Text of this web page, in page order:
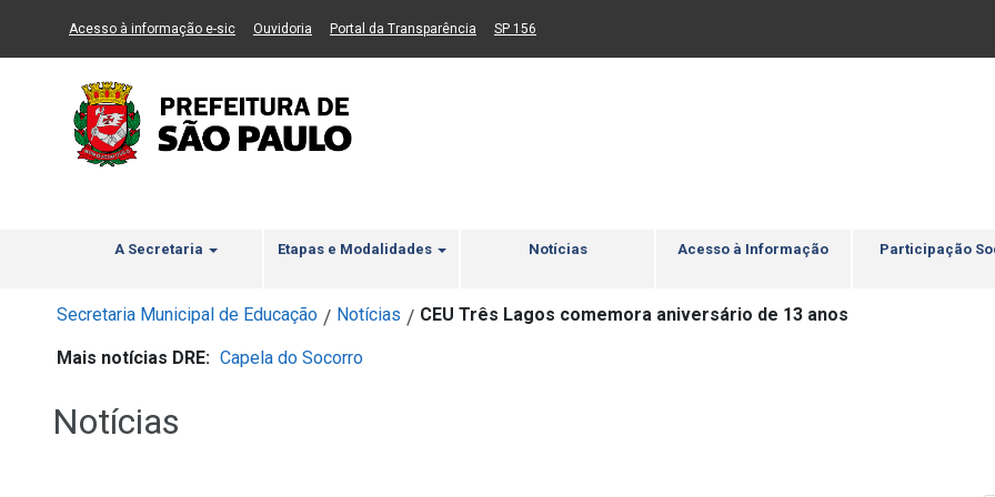
Ir ao Conteúdo Ir para menu principal 2 Ir para busca Ir para rodapé
Acesso à informação e-sic(Link para um novo sítio)
Ouvidoria (Link para um novo sítio)
Portal da Transparência (Link para um novo sítio)
SP 156
A Secretaria Etapas e Modalidades Notícias Acesso à Informação Participação
Secretaria Municipal de Educação / Notícias / CEU Três Lagos comemora aniversário de 13 anos
Mais notícias DRE: Capela do Socorro
Notícias